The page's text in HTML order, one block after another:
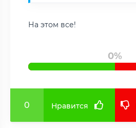
На этом все!
0%
0 Нравится